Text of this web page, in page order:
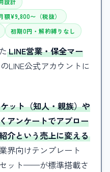
額¥9,800〜（税抜）
初期0円・解約縛りなし
LINE営業・保全マー
LINE公式アカウントに
ット（知人・親族）や
アンケートでアプロー
介という売上に変える
界向けテンプレート
ット——が標準搭載さ